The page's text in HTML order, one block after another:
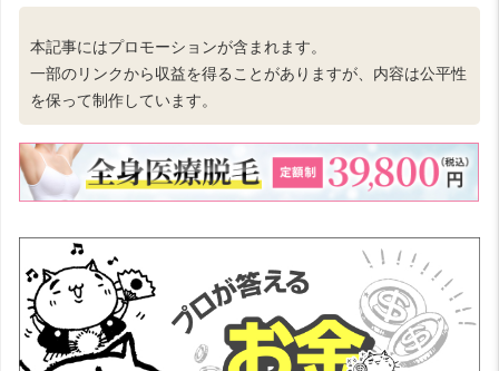
本記事にはプロモーションが含まれます。
一部のリンクから収益を得ることがありますが、内容は公平性
を保って制作しています。